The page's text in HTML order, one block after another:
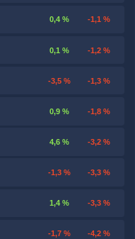
0,4 % -1,1 %
0,1 % -1,2 %
-3,5 % -1,3 %
0,9 % -1,8 %
4,6 % -3,2 %
-1,3 % -3,3 %
1,4 % -3,3 %
-1,7 % -4,2 %